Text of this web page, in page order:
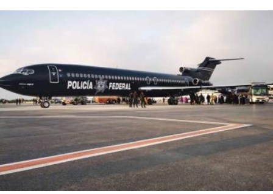
i
d
e
c
o
m
p
t
r